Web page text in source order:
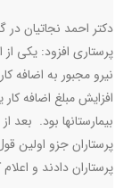
دکتر احمد نجاتیان
پرستاری افزود: یکی
نیرو مجبور به اضافه
افزایش مبلغ اضافه
بیمارستانها بود. بعد
پرستاران جزو اولین
پرستاران دادند و